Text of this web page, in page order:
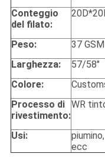
Conteggio
del filato:
Peso:
37 GSM
Larghezza:
57/58"
Colore:
Processo di
rivestimento:
WR
Usi:
ecc